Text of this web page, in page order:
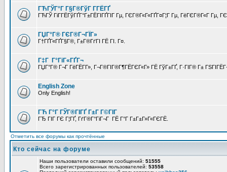
ГЋГЎГ°Г Г§Г®ГўГ Г­ГЁГҐ
ГЋГЎ ГіГ­ГЁГўГҐГ°Г±ГЁГІГҐГІГ Гµ, ГЄГ®Г«Г«ГҐГ¤Г¦Г Гµ, ГёГЄГ®Г«Г Гµ,
ГЏГ°Г® ГЄГ®Г¬ГЇГ»
Г†ГҐГ«ГҐГ§Г®, Г±Г®ГґГІ ГЁ ГІ. Г¤.
Г‡Г Г°ГіГ«ГҐГ¬
ГЏГ°Г® Г¬Г ГёГЁГ­Г», Г¬Г®ГІГ®Г¶ГЁГЄГ«Г» ГЁ ГўГ±ГҐ, Г·ГІГ® Г±
English Zone
Only English!
ГЋ Г°Г ГЎГ®ГІГҐ Г±Г Г©ГІГ
ГЂ ГІГ ГЄ Г¦ГҐ, ГґГ®Г°ГіГ¬Г ГЁ Г°Г Г±Г±Г»Г«ГЄГЁ.
Отметить все форумы как прочтённые
Кто сейчас на форуме
Наши пользователи оставили сообщений: 51555
Всего зарегистрированных пользователей: 53558